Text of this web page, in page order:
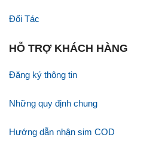
Đối Tác
HỖ TRỢ KHÁCH HÀNG
Đăng ký thông tin
Những quy định chung
Hướng dẫn nhận sim COD